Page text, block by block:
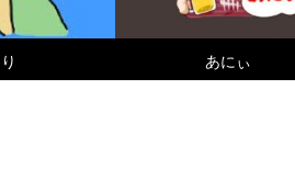
あにぃ